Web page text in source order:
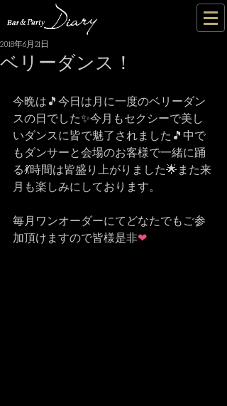
ベリーダンス！
2018年6月21日
今晩は🎵今日は月に一度のベリーダン
スの日でした✨今月もセクシーで美し
いダンスに皆で魅了されました🎵中で
もダンサーと会場のお客様で一緒に踊
る💃時間は皆盛り上がりました🌟また来
月も楽しみにしております。
毎月ワンオーダーにてどなたでもご参
加頂けますので皆様是非❤